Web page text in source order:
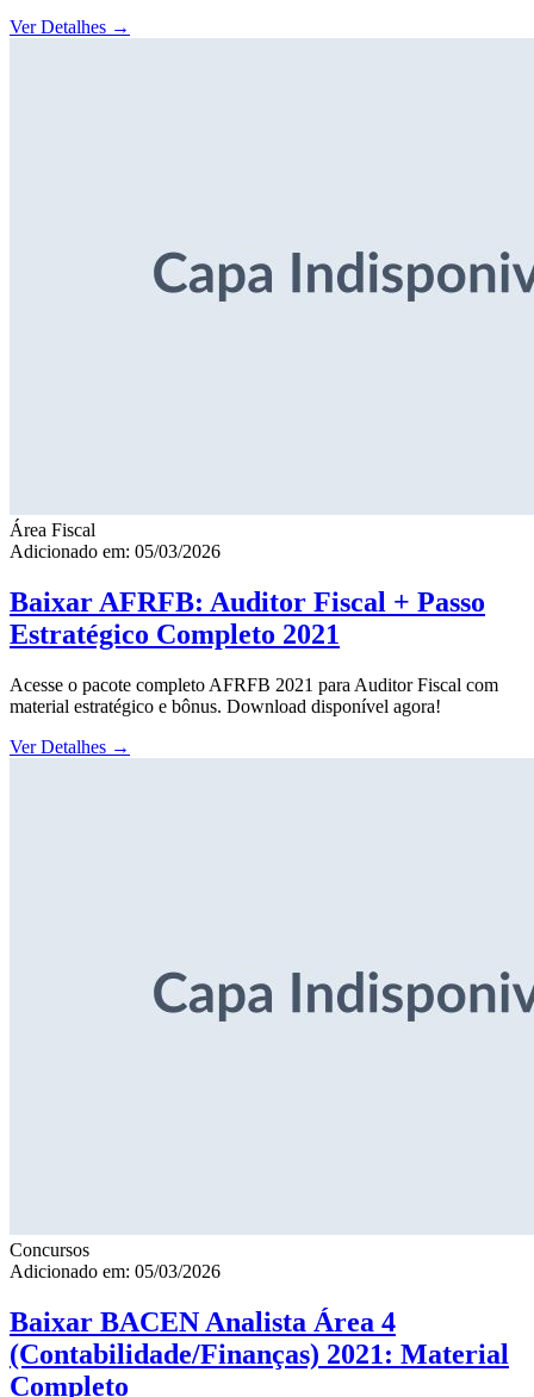
Ver Detalhes →
Área Fiscal
Adicionado em: 05/03/2026
Baixar AFRFB: Auditor Fiscal + Passo
Estratégico Completo 2021
Acesse o pacote completo AFRFB 2021 para Auditor Fiscal com
material estratégico e bônus. Download disponível agora!
Ver Detalhes →
Concursos
Adicionado em: 05/03/2026
Baixar BACEN Analista Área 4
(Contabilidade/Finanças) 2021: Material
Completo